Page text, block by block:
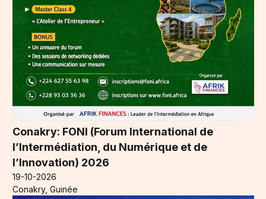
Conakry: FONI (Forum International de
l’Intermédiation, du Numérique et de
l’Innovation) 2026
19-10-2026
Conakry, Guinée